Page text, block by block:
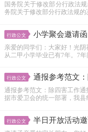
国务院关于修改部分行政法
务院关于修改部分行政法规的
行政公文 小学聚会邀请函
亲爱的同学们：大家好！光
从二甲小学毕业已有7年。7
行政公文 通报参考范文
通报参考范文：除四害工作
据市爱卫会的统一部署，我
行政公文 半日开放活动